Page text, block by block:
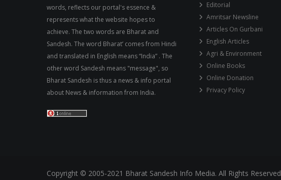
words, reflects our portal's essence &
represents what the website hopes to
achieve. The two words are Bharat and
Sandesh. The word Bharat’ comes from Hindi
and translated in English means “India” . The
other word Sandesh means "message", so
Bharat Sandesh is thus a news & info portal
about News & information from India.
Editorial
Amritsar Newsline
Articles On Gurbani
English Articles
Agri & Environment
Online Books
Online Donation
Privacy Policy
Copyright © 2005-2021 Bharat Sandesh Info Media. All Rights Reserved